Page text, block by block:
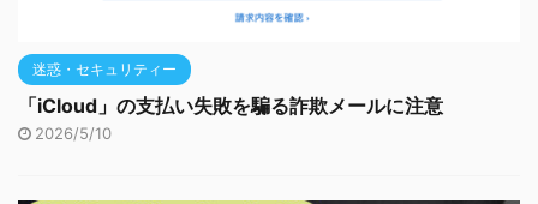
迷惑・セキュリティー
「iCloud」の支払い失敗を騙る詐欺メールに注意
2026/5/10